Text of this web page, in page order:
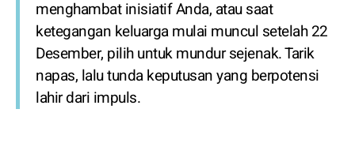
menghambat inisiatif Anda, atau saat
ketegangan keluarga mulai muncul setelah 22
Desember, pilih untuk mundur sejenak. Tarik
napas, lalu tunda keputusan yang berpotensi
lahir dari impuls.